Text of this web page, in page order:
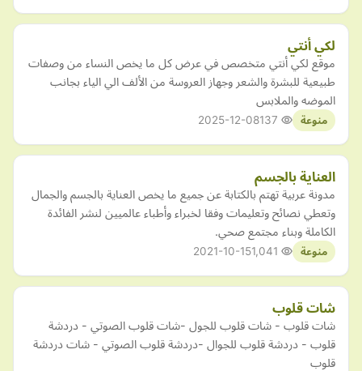
لكي أنتي
موقع لكي أنتي متخصص في عرض كل ما يخص النساء من وصفات
طبيعية للبشرة والشعر وجهاز العروسة من الألف الي الياء بجانب
الموضه والملابس
منوعة 2025-12-08
العناية بالجسم
مدونة عربية تهتم بالكتابة عن جميع ما يخص العناية بالجسم والجمال
وتعطي نصائح وتعليمات وفقا لخبراء وأطباء عالميين لنشر الفائدة
الكاملة وبناء مجتمع صحي.
منوعة 2021-10-15
شات قلوب
شات قلوب - شات قلوب للجول -شات قلوب الصوتي - دردشة
قلوب - دردشة قلوب للجوال -دردشة قلوب الصوتي - شات دردشة
قلوب